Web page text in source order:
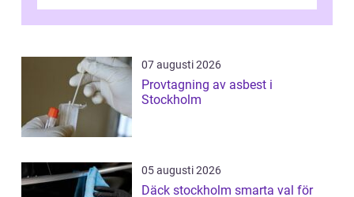
gör...
07 augusti 2026
Provtagning av asbest i
Stockholm
05 augusti 2026
Däck stockholm smarta val för